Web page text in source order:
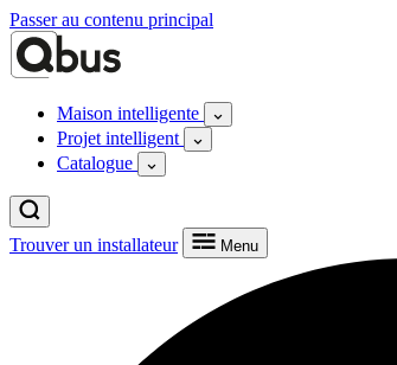
Passer au contenu principal
Maison intelligente
Projet intelligent
Catalogue
Trouver un installateur Menu